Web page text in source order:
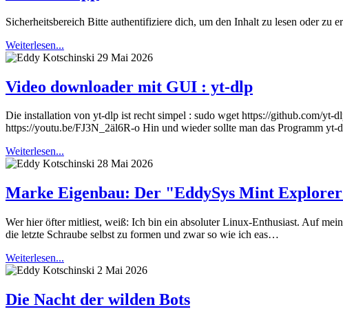
Sicherheitsbereich Bitte authentifiziere dich, um den Inhalt zu lesen oder zu
Weiterlesen...
29 Mai 2026
Video downloader mit GUI : yt-dlp
Die installation von yt-dlp ist recht simpel : sudo wget https://github.com/
https://youtu.be/FJ3N_2äl6R-o Hin und wieder sollte man das Programm
Weiterlesen...
28 Mai 2026
Marke Eigenbau: Der "EddySys Mint
Wer hier öfter mitliest, weiß: Ich bin ein absoluter Linux-Enthusiast. Auf
die letzte Schraube selbst zu formen und zwar so wie ich eas…
Weiterlesen...
2 Mai 2026
Die Nacht der wilden Bots